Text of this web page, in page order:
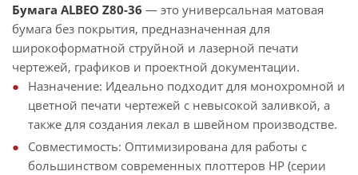
Бумага ALBEO Z80-36 — это универсальная матовая
бумага без покрытия, предназначенная для
широкоформатной струйной и лазерной печати
чертежей, графиков и проектной документации.
Назначение: Идеально подходит для монохромной и
цветной печати чертежей с невысокой заливкой, а
также для создания лекал в швейном производстве.
Совместимость: Оптимизирована для работы с
большинством современных плоттеров HP (серии